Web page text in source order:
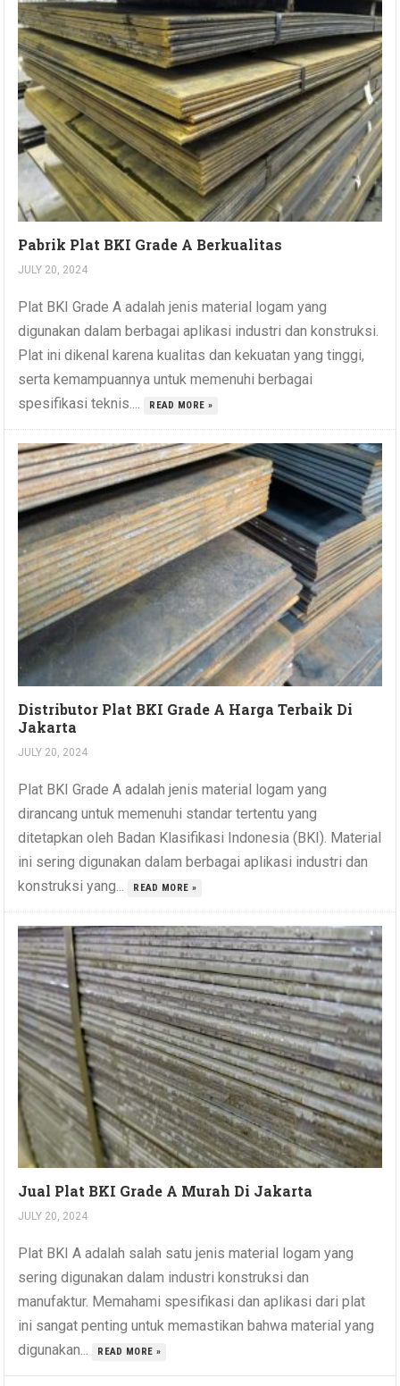
Pabrik Plat BKI Grade A Berkualitas
JULY 20, 2024
Plat BKI Grade A adalah jenis material logam yang
digunakan dalam berbagai aplikasi industri dan konstruksi.
Plat ini dikenal karena kualitas dan kekuatan yang tinggi,
serta kemampuannya untuk memenuhi berbagai
spesifikasi teknis....
READ MORE »
Distributor Plat BKI Grade A Harga Terbaik Di
Jakarta
JULY 20, 2024
Plat BKI Grade A adalah jenis material logam yang
dirancang untuk memenuhi standar tertentu yang
ditetapkan oleh Badan Klasifikasi Indonesia (BKI). Material
ini sering digunakan dalam berbagai aplikasi industri dan
konstruksi yang...
READ MORE »
Jual Plat BKI Grade A Murah Di Jakarta
JULY 20, 2024
Plat BKI A adalah salah satu jenis material logam yang
sering digunakan dalam industri konstruksi dan
manufaktur. Memahami spesifikasi dan aplikasi dari plat
ini sangat penting untuk memastikan bahwa material yang
digunakan...
READ MORE »